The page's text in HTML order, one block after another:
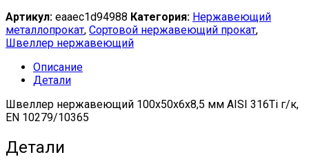
г/
к,
EN
quantity
Артикул: eaaec1d94988 Категория: Нержавеющий
металлопрокат, Сортовой нержавеющий прокат,
Швеллер нержавеющий
Описание
Детали
Швеллер нержавеющий 100х50х6х8,5 мм AISI 316Ti г/к,
EN 10279/10365
Детали